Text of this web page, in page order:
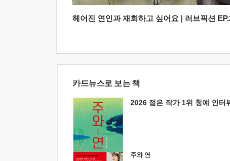
헤어진 연인과 재회하고 싶어요 | 러브픽션
카드뉴스로 보는 책
2026 젊은 작가 1위 청예 인터
주와 연